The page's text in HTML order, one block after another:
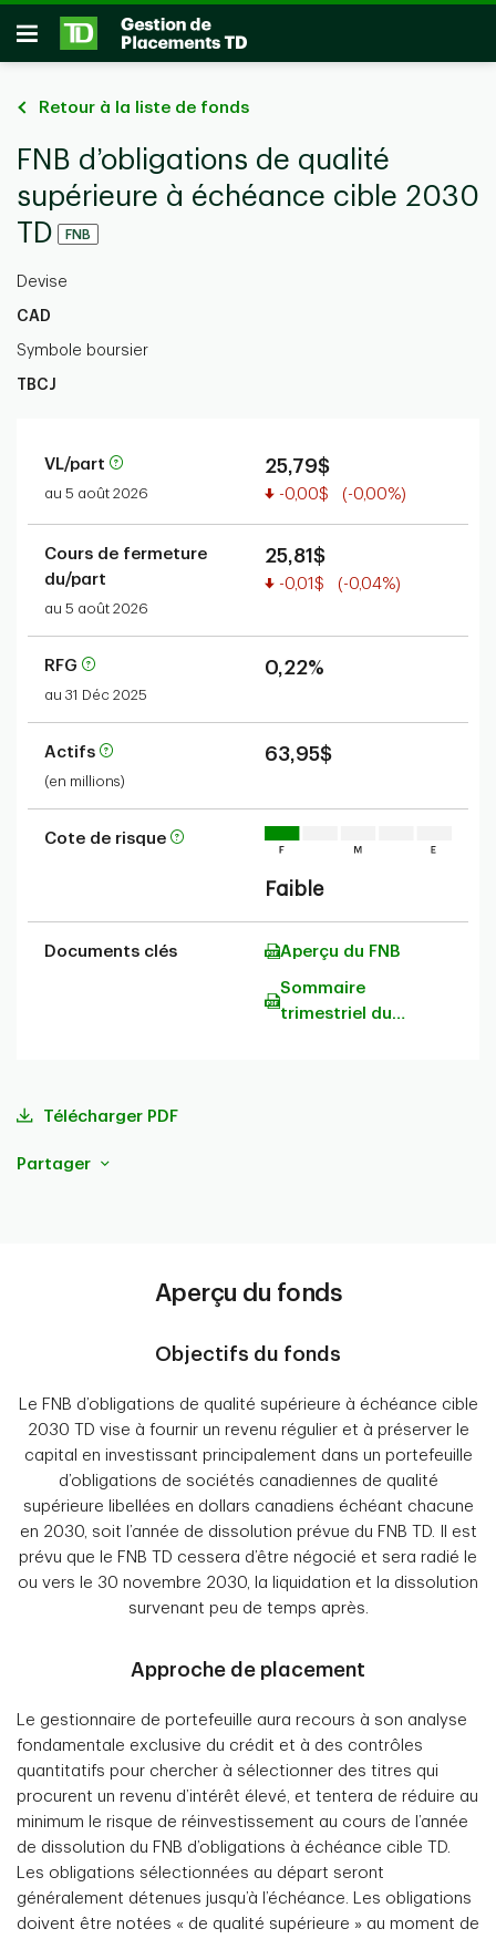
Passer au contenu principal
Ouvrir
Retour à la liste de fonds
FNB d’obligations de qualité
supérieure à échéance cible 2030
TD
FNB
Devise
CAD
Symbole boursier
TBCJ
VL/part
au 5 août 2026
25,79$
Valeur réduite
-0,00$ (-0,00%)
Cours de fermeture
du/part
au 5 août 2026
25,81$
Valeur réduite
-0,01$ (-0,04%)
RFG
au 31 Déc 2025
0,22%
Actifs
(en millions)
63,95$
Cote de risque
Faible
Documents clés Aperçu du FNB
Sommaire
trimestriel du
Télécharger PDF
Partager
Aperçu du fonds
Objectifs du fonds
Le FNB d’obligations de qualité supérieure à échéance cible
2030 TD vise à fournir un revenu régulier et à préserver le
capital en investissant principalement dans un portefeuille
d’obligations de sociétés canadiennes de qualité
supérieure libellées en dollars canadiens échéant chacune
en 2030, soit l’année de dissolution prévue du FNB TD. Il est
prévu que le FNB TD cessera d’être négocié et sera radié le
ou vers le 30 novembre 2030, la liquidation et la dissolution
survenant peu de temps après.
Approche de placement
Le gestionnaire de portefeuille aura recours à son analyse
fondamentale exclusive du crédit et à des contrôles
quantitatifs pour chercher à sélectionner des titres qui
procurent un revenu d’intérêt élevé, et tentera de réduire au
minimum le risque de réinvestissement au cours de l’année
de dissolution du FNB d’obligations à échéance cible TD.
Les obligations sélectionnées au départ seront
généralement détenues jusqu’à l’échéance. Les obligations
doivent être notées « de qualité supérieure » au moment de